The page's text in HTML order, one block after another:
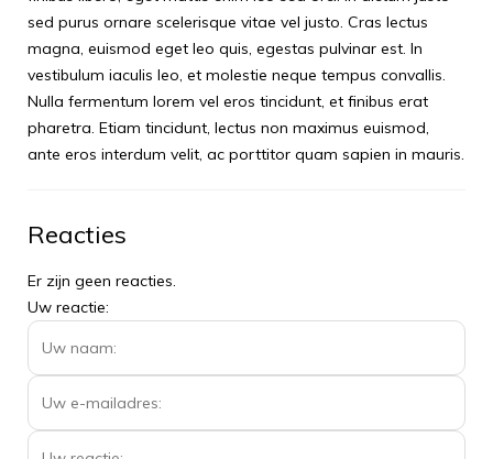
sed purus ornare scelerisque vitae vel justo. Cras lectus
magna, euismod eget leo quis, egestas pulvinar est. In
vestibulum iaculis leo, et molestie neque tempus convallis.
Nulla fermentum lorem vel eros tincidunt, et finibus erat
pharetra. Etiam tincidunt, lectus non maximus euismod,
ante eros interdum velit, ac porttitor quam sapien in mauris.
Reacties
Er zijn geen reacties.
Uw reactie: